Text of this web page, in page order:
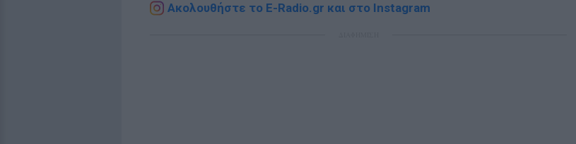
Ακολουθήστε το E-Radio.gr και στο Instagram